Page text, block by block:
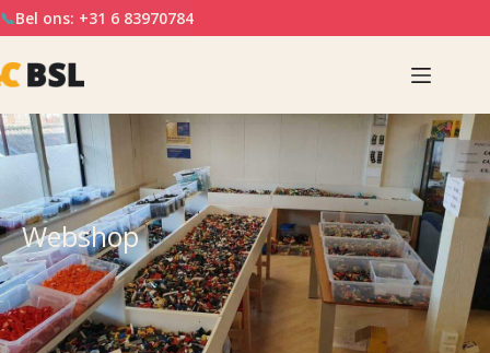
📞Bel ons: +31 6 83970784
Webshop